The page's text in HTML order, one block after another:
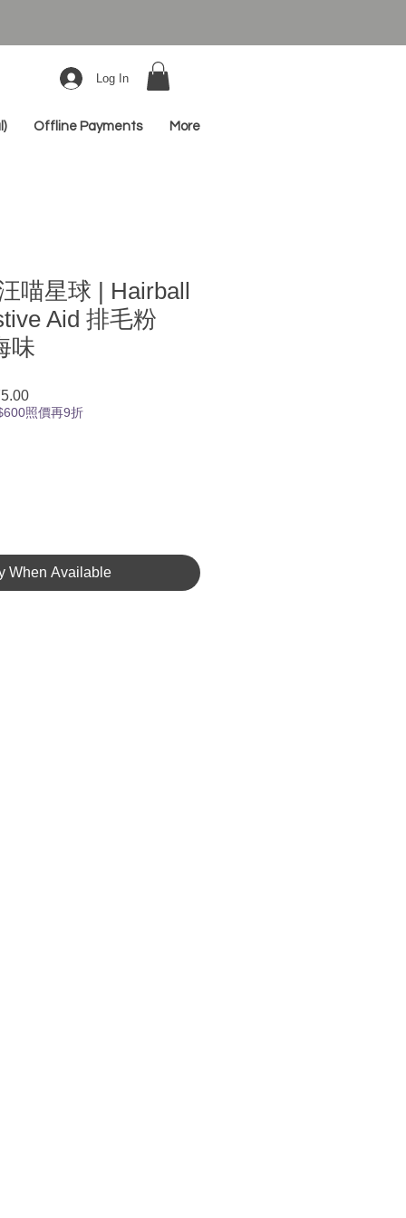
Log In
Offline Payments More
喵星球 | Hairball
Aid 排毛粉
味
Sale
Price
照價再9折
When Available